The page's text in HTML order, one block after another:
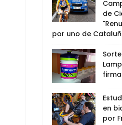
de
por uno de
en
por